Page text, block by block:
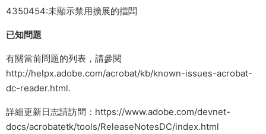
4350454:未顯示禁用擴展的擋闆
已知問題
有關當前問題的列表，請參閱
http://helpx.adobe.com/acrobat/kb/known-issues-acrobat-
dc-reader.html.
詳細更新日志請訪問：https://www.adobe.com/devnet-
docs/acrobatetk/tools/ReleaseNotesDC/index.html